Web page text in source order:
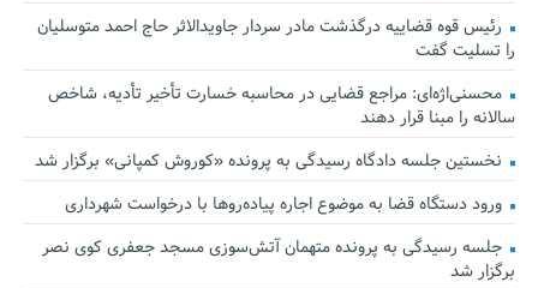
رئیس قوه قضاییه درگذشت مادر سردار جاویدالاثر حاج احمد متوسلیان
را تسلیت گفت
محسنی‌اژه‌ای: مراجع قضایی در محاسبه خسارت تأخیر تأدیه، شاخص
سالانه را مبنا قرار دهند
نخستین جلسه دادگاه رسیدگی به پرونده «کوروش کمپانی» برگزار شد
ورود دستگاه قضا به موضوع اجاره پیاده‌روها با درخواست شهرداری
جلسه رسیدگی به پرونده متهمان آتش‌سوزی مسجد جعفری کوی نصر
برگزار شد